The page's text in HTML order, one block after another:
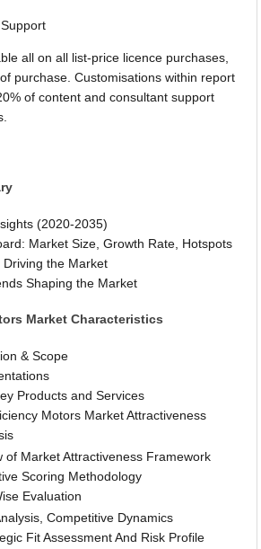
all on all list-price licence purchases,
purchase. Customisations within report
of content and consultant support
(2020-2035)
Market Size, Growth Rate, Hotspots
the Market
Shaping the Market
Market Characteristics
& Scope
Products and Services
Motors Market Attractiveness
of Market Attractiveness Framework
Scoring Methodology
Evaluation
Competitive Dynamics
Fit Assessment And Risk Profile